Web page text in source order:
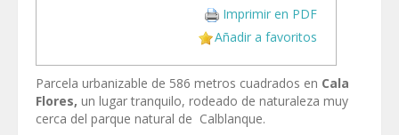
Imprimir en PDF
Añadir a favoritos
Parcela urbanizable de 586 metros cuadrados en Cala
Flores, un lugar tranquilo, rodeado de naturaleza muy
cerca del parque natural de Calblanque.